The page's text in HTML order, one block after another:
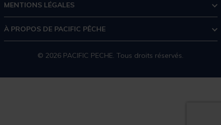
MENTIONS LÉGALES
À PROPOS DE PACIFIC PÊCHE
© 2026 PACIFIC PECHE. Tous droits réservés.